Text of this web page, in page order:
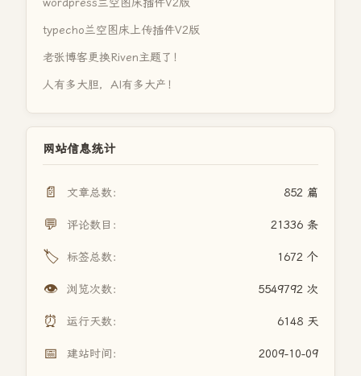
typecho兰空图床上传插件V2版
老张博客更换Riven主题了！
人有多大胆，AI有多大产！
网站信息统计
📄 文章总数： 852 篇
💬 评论数目： 21336 条
🏷️ 标签总数： 1672 个
👁️ 浏览次数： 5549792 次
⏰ 运行天数： 6148 天
📅 建站时间： 2009-10-09